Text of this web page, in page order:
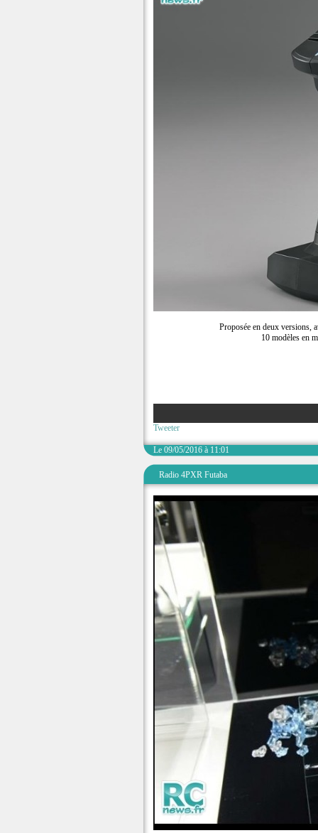
Proposée en deux versions,
10 modèles en
Tweeter
Le 09/05/2016 à 11:01
Radio 4PXR Futaba